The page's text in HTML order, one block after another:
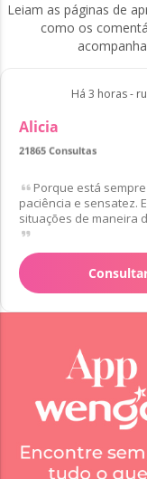
Leiam as páginas de
como os
Há 3 horas -
Alicia
21865 Consultas
Favorito/a de 293
Porque está
paciência e sensatez.
situações de maneira